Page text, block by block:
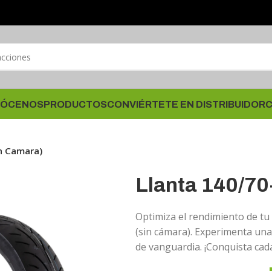
PRODUCTOSCONVIÉRTETE EN DISTRIBUIDOR
Camara)
Llanta 140/
Optimiza el rendimiento de
(sin cámara). Experimenta
de vanguardia. ¡Conquista